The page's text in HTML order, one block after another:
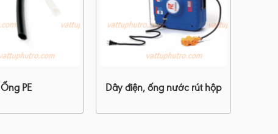
Ống PE Dây điện, ống nước rút hộp